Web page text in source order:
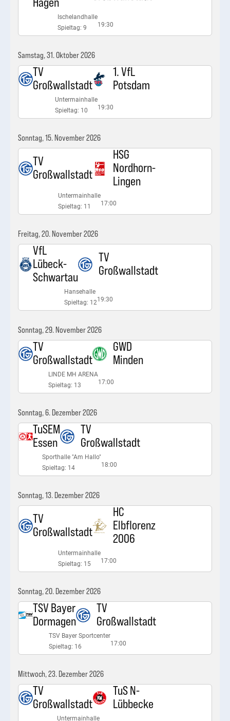
Ischelandhalle
Spieltag: 9
19:30
Samstag, 31. Oktober 2026
TV
Großwallstadt
1. VfL
Potsdam
Untermainhalle
Spieltag: 10
19:30
Sonntag, 15. November 2026
TV
Großwallstadt
HSG
Nordhorn-
Lingen
Untermainhalle
Spieltag: 11
17:00
Freitag, 20. November 2026
VfL
Lübeck-
Schwartau
TV
Großwallstadt
Hansehalle
Spieltag: 1219:30
Sonntag, 29. November 2026
TV
Großwallstadt
GWD
Minden
LINDE MH ARENA
Spieltag: 13
17:00
Sonntag, 6. Dezember 2026
TuSEM
Essen
TV
Großwallstadt
Sporthalle "Am Hallo"
Spieltag: 14
18:00
Sonntag, 13. Dezember 2026
TV
Großwallstadt
HC
Elbflorenz
2006
Untermainhalle
Spieltag: 15
17:00
Sonntag, 20. Dezember 2026
TSV Bayer
Dormagen
TV
Großwallstadt
TSV Bayer Sportcenter
Spieltag: 16
17:00
Mittwoch, 23. Dezember 2026
TV
Großwallstadt
TuS N-
Lübbecke
Untermainhalle